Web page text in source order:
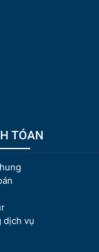
TÓAN
dịch vụ